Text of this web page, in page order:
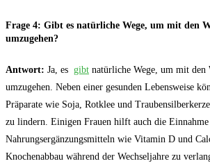
Frage 4: Gibt es natürliche Wege, um mit den
⁤umzugehen?
Antwort: Ja, es ⁣ gibt natürliche ⁢Wege, um mit den‍
umzugehen. Neben einer ⁢gesunden Lebensweise
Präparate wie ⁤Soja, Rotklee und
zu lindern. Einigen Frauen hilft auch die
Nahrungsergänzungsmitteln ​wie Vitamin D und
Knochenabbau während der Wechseljahre zu